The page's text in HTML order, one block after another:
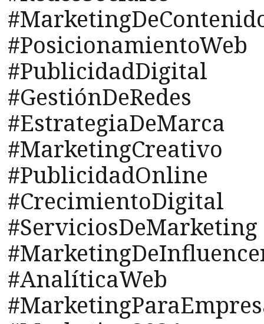
#PosicionamientoWeb
#PublicidadDigital
#GestiónDeRedes
#EstrategiaDeMarca
#MarketingCreativo
#PublicidadOnline
#CrecimientoDigital
#ServiciosDeMarketing
#AnalíticaWeb